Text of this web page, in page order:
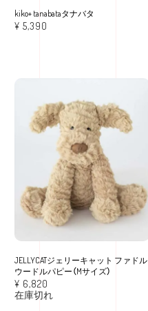
kiko+ tanabataタナバタ
¥ 5,390
JELLYCATジェリーキャット ファドル
ウードルパピー（Mサイズ）
¥ 6,820
在庫切れ